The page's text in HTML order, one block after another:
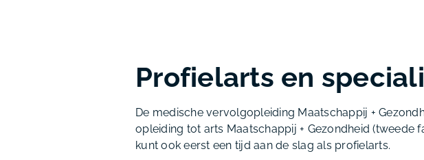
Profielarts en
De medische vervolgopleiding Maatschappij +
opleiding tot arts Maatschappij + Gezondheid (tweede
kunt ook eerst een tijd aan de slag als profielarts.